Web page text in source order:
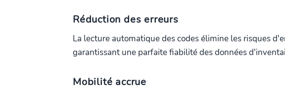
Réduction des erreurs
La lecture automatique des codes élimine les risques
garantissant une parfaite fiabilité des données
Mobilité accrue